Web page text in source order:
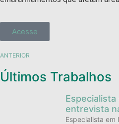
Acesse
ANTERIOR
Últimos Trabalhos
Especialista
entrevista
Especialista em